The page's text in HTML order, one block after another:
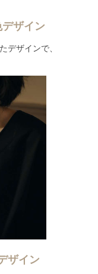
ザイン
デザインで、
ザイン